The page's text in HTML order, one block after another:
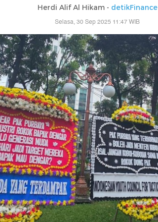
Herdi Alif Al Hikam - detikFinance
Selasa, 30 Sep 2025 11:47 WIB